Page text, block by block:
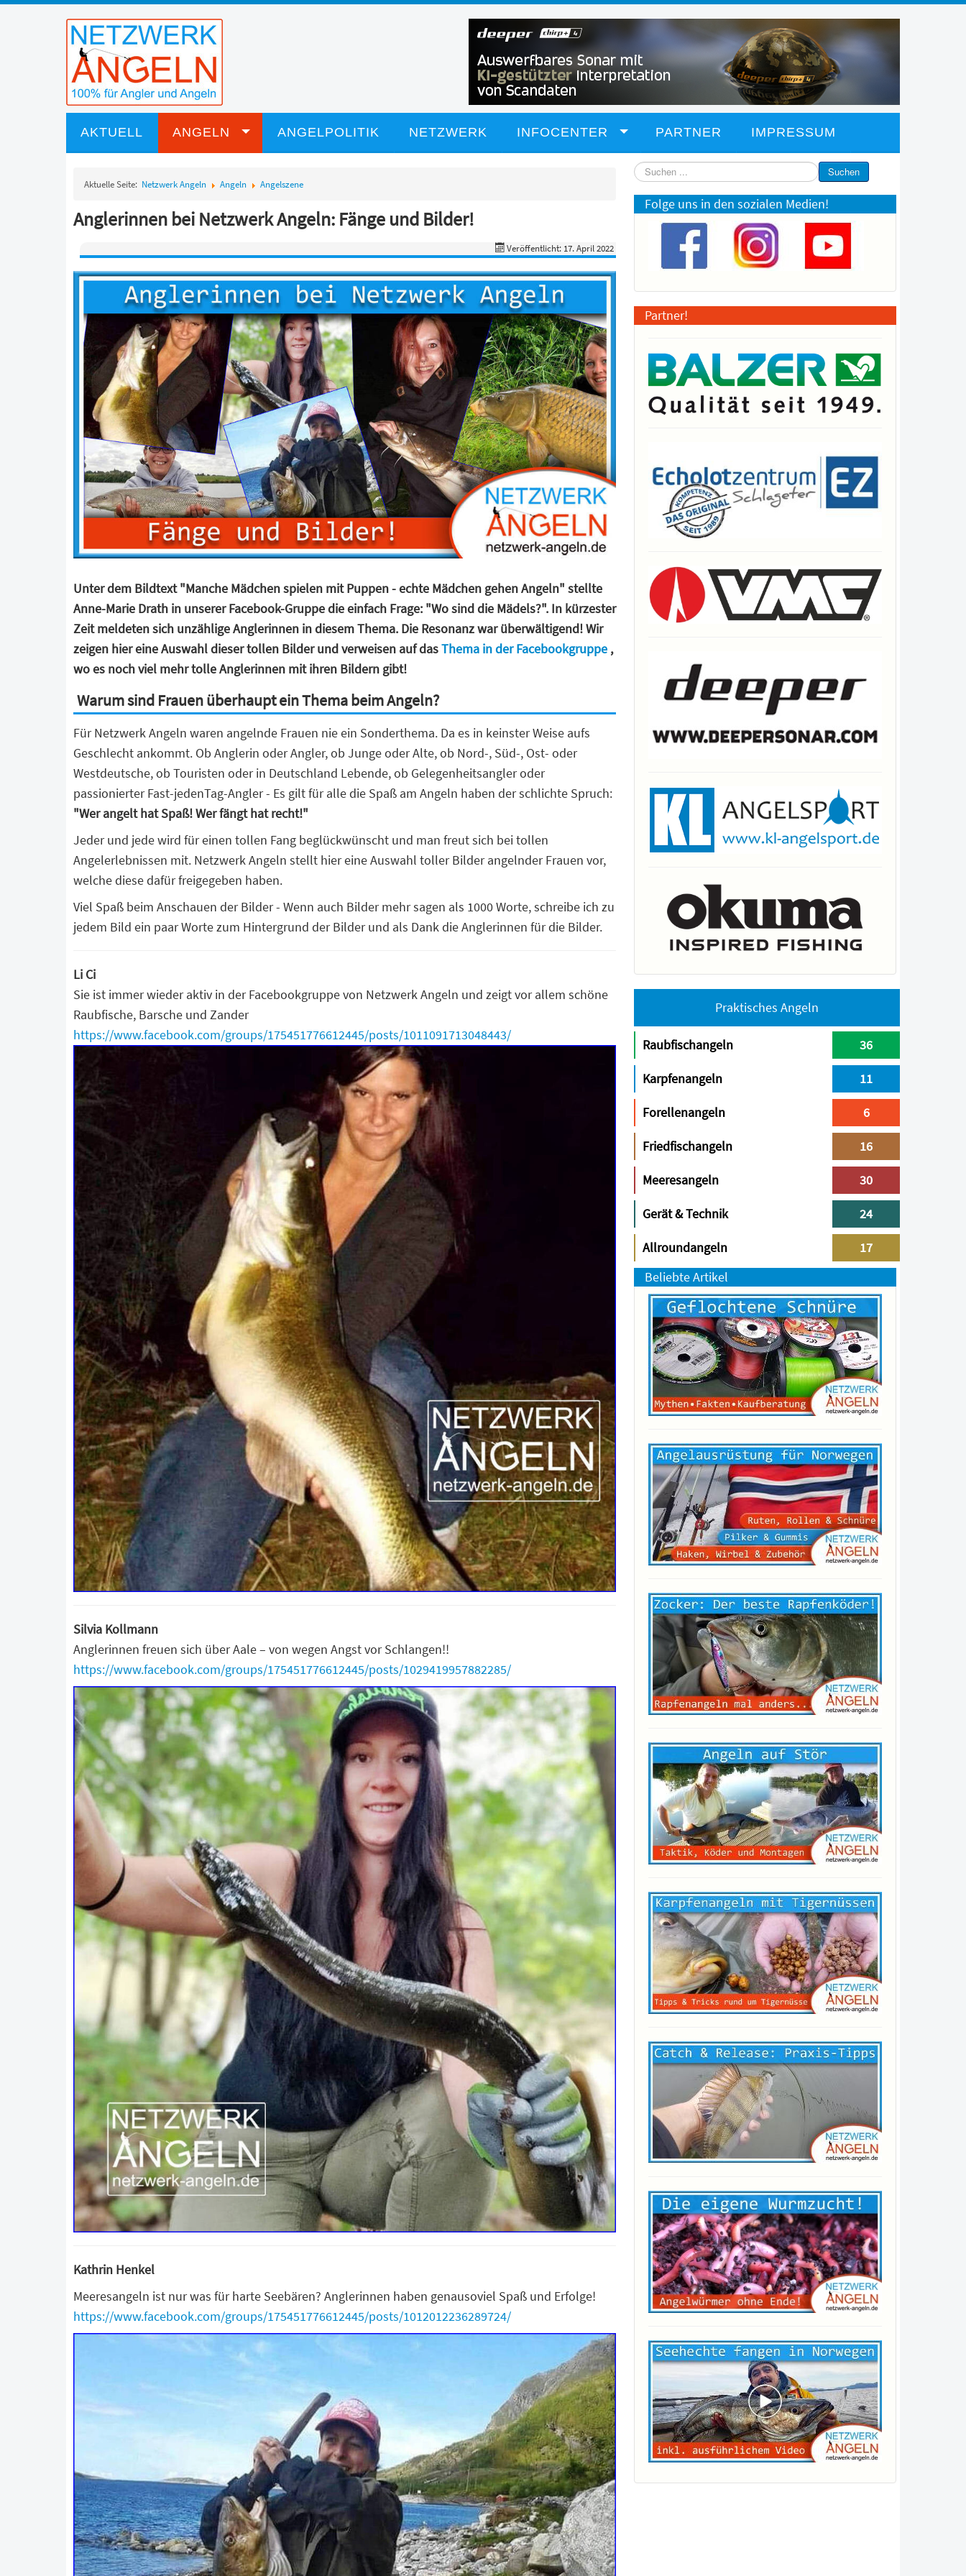
AKTUELL ANGELN ANGELPOLITIK NETZWERK INFOCENTER PARTNER IMPRESSUM
Aktuelle Seite: Netzwerk Angeln Angeln Angelszene
Anglerinnen bei Netzwerk Angeln: Fänge und Bilder!
Veröffentlicht: 17. April 2022
Unter dem Bildtext "Manche Mädchen spielen mit Puppen - echte Mädchen gehen Angeln" stellte
Anne-Marie Drath in unserer Facebook-Gruppe die einfach Frage: "Wo sind die Mädels?". In kürzester
Zeit meldeten sich unzählige Anglerinnen in diesem Thema. Die Resonanz war überwältigend! Wir
zeigen hier eine Auswahl dieser tollen Bilder und verweisen auf dasThema in der Facebookgruppe ,
wo es noch viel mehr tolle Anglerinnen mit ihren Bildern gibt!
Warum sind Frauen überhaupt ein Thema beim Angeln?
Für Netzwerk Angeln waren angelnde Frauen nie ein Sonderthema. Da es in keinster Weise aufs
Geschlecht ankommt. Ob Anglerin oder Angler, ob Junge oder Alte, ob Nord-, Süd-, Ost- oder
Westdeutsche, ob Touristen oder in Deutschland Lebende, ob Gelegenheitsangler oder
passionierter Fast-jedenTag-Angler - Es gilt für alle die Spaß am Angeln haben der schlichte Spruch:
"Wer angelt hat Spaß! Wer fängt hat recht!"
Jeder und jede wird für einen tollen Fang beglückwünscht und man freut sich bei tollen
Angelerlebnissen mit. Netzwerk Angeln stellt hier eine Auswahl toller Bilder angelnder Frauen vor,
welche diese dafür freigegeben haben.
Viel Spaß beim Anschauen der Bilder - Wenn auch Bilder mehr sagen als 1000 Worte, schreibe ich zu
jedem Bild ein paar Worte zum Hintergrund der Bilder und als Dank die Anglerinnen für die Bilder.
Li Ci
Sie ist immer wieder aktiv in der Facebookgruppe von Netzwerk Angeln und zeigt vor allem schöne
Raubfische, Barsche und Zander
https://www.facebook.com/groups/175451776612445/posts/1011091713048443/
Silvia Kollmann
Anglerinnen freuen sich über Aale – von wegen Angst vor Schlangen!!
https://www.facebook.com/groups/175451776612445/posts/1029419957882285/
Kathrin Henkel
Meeresangeln ist nur was für harte Seebären? Anglerinnen haben genausoviel Spaß und Erfolge!
https://www.facebook.com/groups/175451776612445/posts/1012012236289724/
Suchen
...
Suchen
Folge uns in den sozialen Medien!
Partner!
Praktisches Angeln
Raubfischangeln 36
Karpfenangeln 11
Forellenangeln 6
Friedfischangeln 16
Meeresangeln 30
Gerät & Technik 24
Allroundangeln
17
Beliebte Artikel